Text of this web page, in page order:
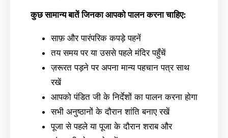
कुछ सामान्य बातें जिनका आपको पालन करना चाहिए:
साफ़ और पारंपरिक कपड़े पहनें
तय समय पर या उससे पहले मंदिर पहुँचें
ज़रूरत पड़ने पर अपना मान्य पहचान पत्र साथ
रखें
आपको पंडित जी के निर्देशों का पालन करना होगा
सभी अनुष्ठानों के दौरान शांति बनाए रखें
पूजा से पहले या पूजा के दौरान शराब और